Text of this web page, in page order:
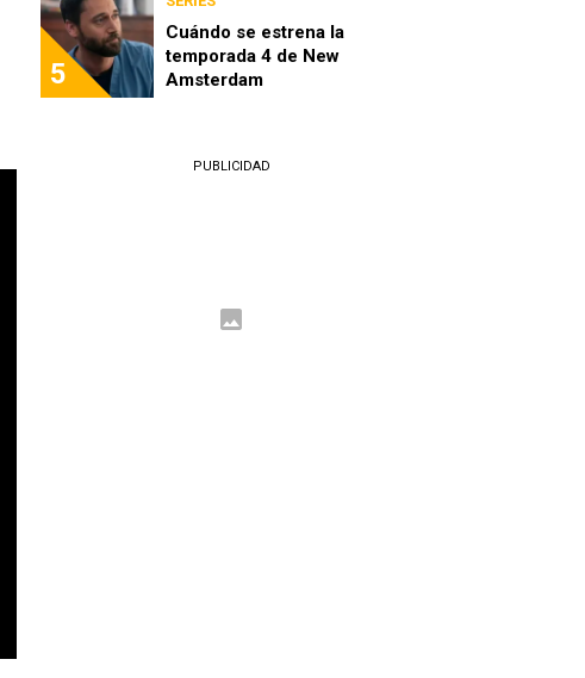
5
Cuándo se estrena la
temporada 4 de New
Amsterdam
PUBLICIDAD